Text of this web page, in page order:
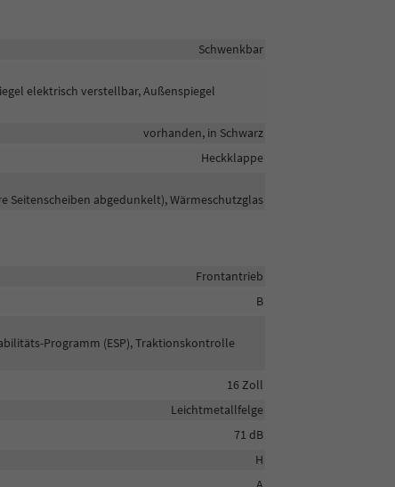
Schwenkbar
elektrisch verstellbar, Außenspiegel
vorhanden, in Schwarz
Heckklappe
Seitenscheiben abgedunkelt), Wärmeschutzglas
Frontantrieb
B
Programm (ESP), Traktionskontrolle
16 Zoll
Leichtmetallfelge
71 dB
H